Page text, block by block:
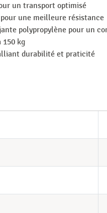
un transport optimisé
une meilleure résistance
polypropylène pour un
150 kg
durabilité et praticité